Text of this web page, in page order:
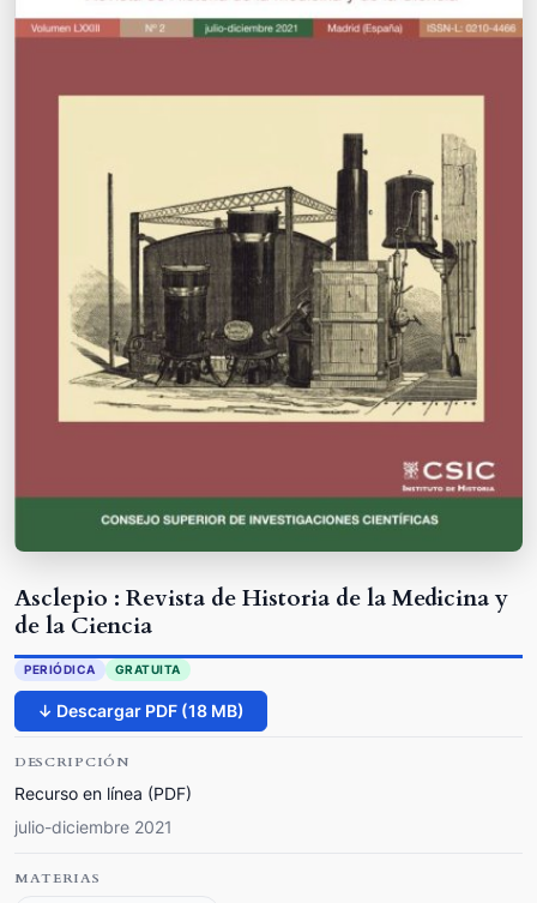
Asclepio : Revista de Historia de la Medicina y
de la Ciencia
PERIÓDICA GRATUITA
↓ Descargar PDF (18 MB)
DESCRIPCIÓN
Recurso en línea (PDF)
julio-diciembre 2021
MATERIAS